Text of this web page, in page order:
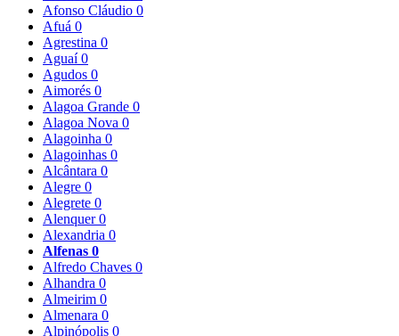
Afonso Cláudio 0
Afuá 0
Agrestina 0
Aguaí0
Agudos 0
Aimorés 0
Alagoa Grande 0
Alagoa Nova 0
Alagoinha 0
Alagoinhas 0
Alcântara 0
Alegre 0
Alegrete 0
Alenquer0
Alexandria 0
Alfenas 0
Alfredo Chaves 0
Alhandra 0
Almeirim 0
Almenara 0
Alpinópolis 0